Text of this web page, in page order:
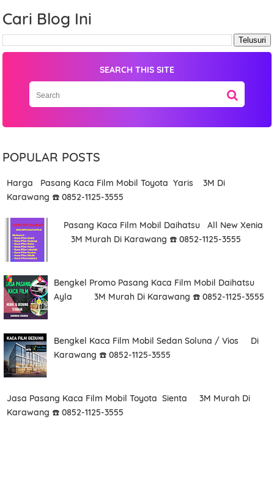
Cari Blog Ini
SEARCH THIS SITE
POPULAR POSTS
Harga Pasang Kaca Film Mobil Toyota Yaris 3M Di
Karawang ☎️ 0852-1125-3555
Pasang Kaca Film Mobil Daihatsu All New Xenia
3M Murah Di Karawang ☎️ 0852-1125-3555
Bengkel Promo Pasang Kaca Film Mobil Daihatsu
Ayla 3M Murah Di Karawang ☎️ 0852-1125-3555
Bengkel Kaca Film Mobil Sedan Soluna / Vios Di
Karawang ☎️ 0852-1125-3555
Jasa Pasang Kaca Film Mobil Toyota Sienta 3M Murah Di
Karawang ☎️ 0852-1125-3555